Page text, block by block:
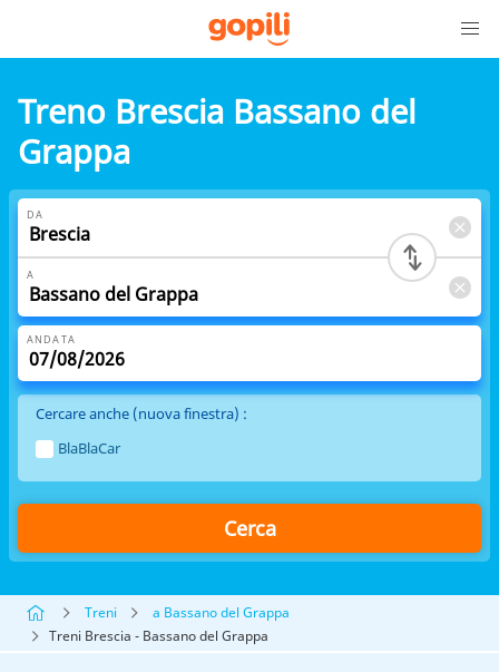
Treno Brescia Bassano del
Grappa
DA
A
ANDATA
Cercare anche (nuova finestra) :
BlaBlaCar
Cerca
Treni
a Bassano del Grappa
Treni Brescia - Bassano del Grappa